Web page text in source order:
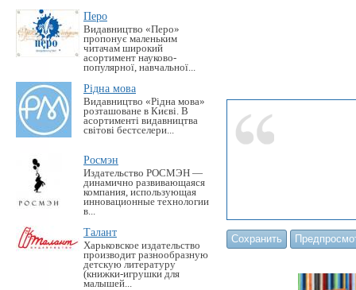
Перо
Видавництво «Перо»
пропонує маленьким
читачам широкий
асортимент науково-
популярної, навчальної...
Рідна мова
Видавництво «Рідна мова»
розташоване в Києві. В
асортименті видавництва
світові бестселери...
Росмэн
Издательство РОСМЭН —
динамично развивающаяся
компания, использующая
инновационные технологии
в...
Талант
Харьковское издательство
производит разнообразную
детскую литературу
(книжки-игрушки для
малышей...